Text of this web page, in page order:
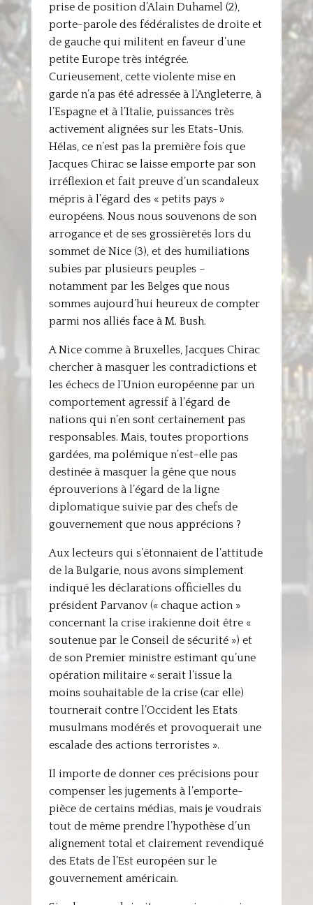
prise de position d’Alain Duhamel (2),
porte-parole des fédéralistes de droite et
de gauche qui militent en faveur d’une
petite Europe très intégrée.
Curieusement, cette violente mise en
garde n’a pas été adressée à l’Angleterre, à
l’Espagne et à l’Italie, puissances très
activement alignées sur les Etats-Unis.
Hélas, ce n’est pas la première fois que
Jacques Chirac se laisse emporte par son
irréflexion et fait preuve d’un scandaleux
mépris à l’égard des « petits pays »
européens. Nous nous souvenons de son
arrogance et de ses grossièretés lors du
sommet de Nice (3), et des humiliations
subies par plusieurs peuples –
notamment par les Belges que nous
sommes aujourd’hui heureux de compter
parmi nos alliés face à M. Bush.
A Nice comme à Bruxelles, Jacques Chirac
chercher à masquer les contradictions et
les échecs de l’Union européenne par un
comportement agressif à l’égard de
nations qui n’en sont certainement pas
responsables. Mais, toutes proportions
gardées, ma polémique n’est-elle pas
destinée à masquer la gêne que nous
éprouverions à l’égard de la ligne
diplomatique suivie par des chefs de
gouvernement que nous apprécions ?
Aux lecteurs qui s’étonnaient de l’attitude
de la Bulgarie, nous avons simplement
indiqué les déclarations officielles du
président Parvanov (« chaque action »
concernant la crise irakienne doit être «
soutenue par le Conseil de sécurité ») et
de son Premier ministre estimant qu’une
opération militaire « serait l’issue la
moins souhaitable de la crise (car elle)
tournerait contre l’Occident les Etats
musulmans modérés et provoquerait une
escalade des actions terroristes ».
Il importe de donner ces précisions pour
compenser les jugements à l’emporte-
pièce de certains médias, mais je voudrais
tout de même prendre l’hypothèse d’un
alignement total et clairement revendiqué
des Etats de l’Est européen sur le
gouvernement américain.